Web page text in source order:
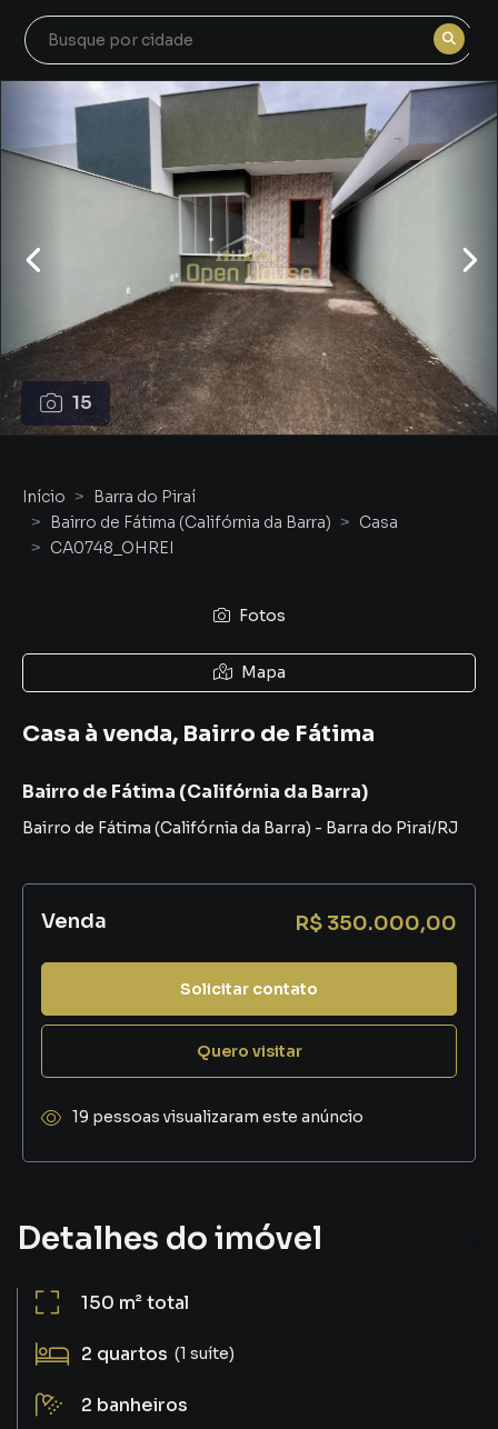
15
Detalhes do imóvel
150 m²total
2 quartos (1 suíte)
2 banheiros
Início
Barra do Piraí
Bairro de Fátima (Califórnia da Barra)
Casa
CA0748_OHREI
Fotos
Mapa
Casa à venda, Bairro de Fátima
Bairro de Fátima (Califórnia da Barra)
Bairro de Fátima (Califórnia da Barra) - Barra do Piraí/RJ
Venda R$ 350.000,00
Solicitar contato
Quero visitar
19 pessoas visualizaram este anúncio